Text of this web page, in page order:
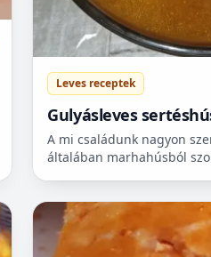
Leves receptek
Gulyásleves
A mi családunk nagyon
általában marhahúsból